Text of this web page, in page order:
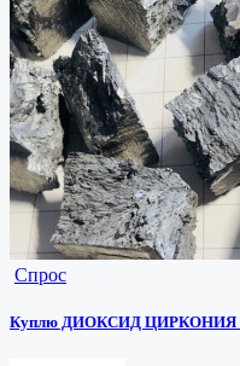
Спрос
Куплю ДИОКСИД